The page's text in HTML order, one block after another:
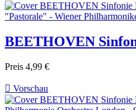
BEETHOVEN
Preis 4,99 €
 Vorschau